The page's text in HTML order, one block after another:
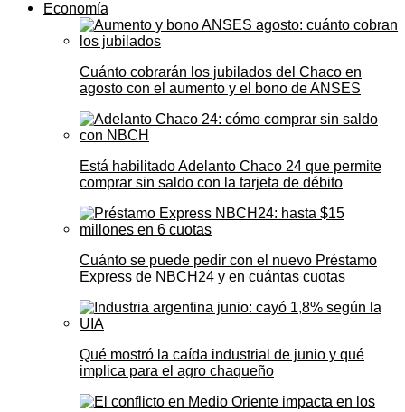
Economía
Cuánto cobrarán los jubilados del Chaco en
agosto con el aumento y el bono de ANSES
Está habilitado Adelanto Chaco 24 que permite
comprar sin saldo con la tarjeta de débito
Cuánto se puede pedir con el nuevo Préstamo
Express de NBCH24 y en cuántas cuotas
Qué mostró la caída industrial de junio y qué
implica para el agro chaqueño